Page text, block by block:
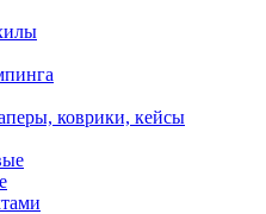
коврики, кейсы